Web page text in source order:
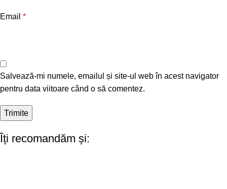
Email *
Salvează-mi numele, emailul și site-ul web în acest navigator
pentru data viitoare când o să comentez.
Îți recomandăm și: